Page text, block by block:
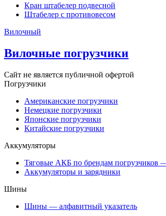
Кран штабелер подвесной
Штабелер с противовесом
Вилочный
Вилочные погрузчики
Сайт не является публичной офертой
Погрузчики
Американские погрузчики
Немецкие погрузчики
Японские погрузчики
Китайские погрузчики
Аккумуляторы
Тяговые АКБ по брендам погрузчиков
Аккумуляторы и зарядники
Шины
Шины — алфавитный указатель